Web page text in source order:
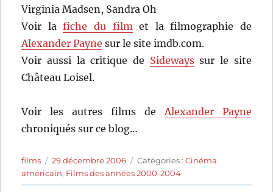
Virginia Madsen, Sandra Oh
Voir lafiche du filmet la filmographie de
Alexander Payne sur le site imdb.com.
Voir aussi la critique de Sidewayssur le site
Château Loisel.
Voir les autres films deAlexander Payne
chroniqués sur ce blog…
Auteur
films
Publié
le
29 décembre 2006 Catégories
Catégories :Cinéma
américain, Films des années 2000-2004